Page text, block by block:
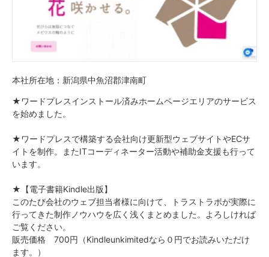
本社所在地：新潟県中魚沼郡津南町
★ワードプレスインストール済みホームページエリアのサービス
を始めました。
★ワードプレスで構築する会社向け更新型ウェブサイトやECサ
イトを制作。またITコーディネーター活動や補助金支援も行って
います。
★【電子書籍Kindle出版】
このたび会社のウェブ担当者様に向けて、トラストラボが実際に
行ってきた制作ノウハウを広く浅くまとめました。よろしければ
ご覧ください。
販売価格 700円（Kindleunkimitedなら０円でお読みいただけ
ます。）